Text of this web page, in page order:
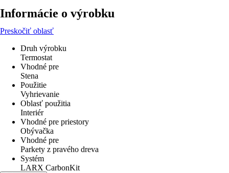
Informácie o výrobku
Preskočiť oblasť
Druh výrobku
Termostat
Vhodné pre
Stena
Použitie
Vyhrievanie
Oblasť použitia
Interiér
Vhodné pre priestory
Obývačka
Vhodné pre
Parkety z pravého dreva
Systém
LARX CarbonKit